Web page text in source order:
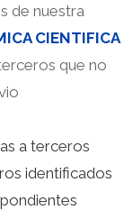
de nuestra
CIENTIFICA
que no
a terceros
identificados